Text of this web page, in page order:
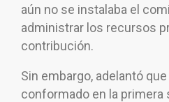
aún no se instalaba el
administrar los recursos
contribución.
Sin embargo, adelantó
conformado en la primera